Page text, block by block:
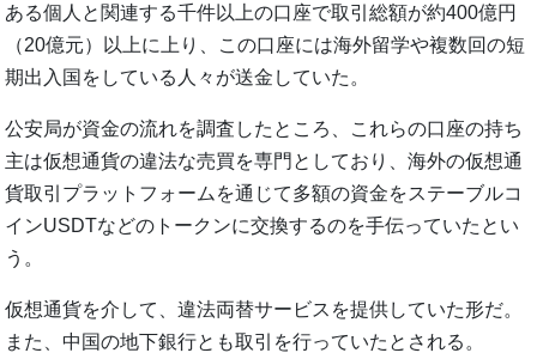
ある個人と関連する千件以上の口座で取引総額が約400億円
（20億元）以上に上り、この口座には海外留学や複数回の短
期出入国をしている人々が送金していた。
公安局が資金の流れを調査したところ、これらの口座の持ち
主は仮想通貨の違法な売買を専門としており、海外の仮想通
貨取引プラットフォームを通じて多額の資金をステーブルコ
インUSDTなどのトークンに交換するのを手伝っていたとい
う。
仮想通貨を介して、違法両替サービスを提供していた形だ。
また、中国の地下銀行とも取引を行っていたとされる。